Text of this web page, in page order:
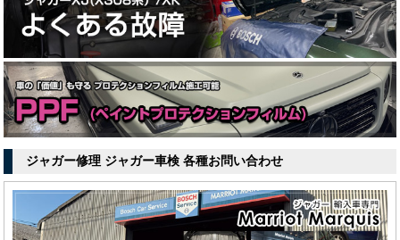
ジャガー修理 ジャガー車検 各種お問い合わせ